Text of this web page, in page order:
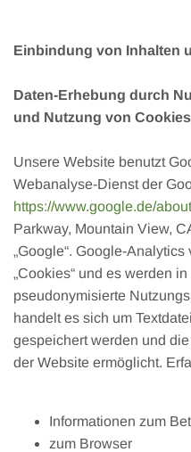
Einbindung von Inhalten
Daten-Erhebung durch
und Nutzung von Cookies
Unsere Website benutzt
Webanalyse-Dienst der
https://www.google.de/about
Parkway, Mountain View,
„Google“. Google-
„Cookies“ und es werden
pseudonymisierte
handelt es sich um
gespeichert werden und
der Website ermöglicht.
Informationen zum
zum Browser